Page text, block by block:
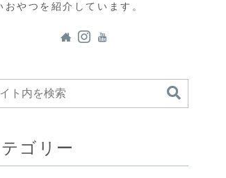
おやつを紹介しています。
ゴリー